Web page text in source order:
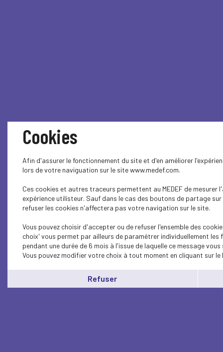
Cookies
Afin d'assurer le fonctionnement du site et d'en améliorer
lors de votre naviguation sur le site www.medef.com.
Ces cookies et autres traceurs permettent au MEDEF de
expérience utilisteur. Sauf dans le cas des boutons de partage
refuser les cookies n'affectera pas votre navigation sur le site.
Vous pouvez choisir d'accepter ou de refuser l'ensemble des
choix' vous permet par ailleurs de paramétrer individuellement
pendant une durée de 6 mois à l'issue de laquelle ce message
Vous pouvez modifier votre choix à tout moment en cliquant sur le
Refuser